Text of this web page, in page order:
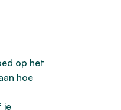
op het
hoe
je